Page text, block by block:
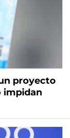
proyecto
impidan